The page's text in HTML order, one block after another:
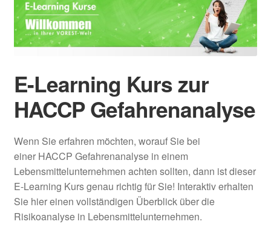
IFS, BRCGS & FSSC 22000
E-Learning
Vorlagen
E-Learning Kurs zur
HACCP Gefahrenanalyse
Wenn Sie erfahren möchten, worauf Sie bei
einer HACCP Gefahrenanalyse in einem
Lebensmittelunternehmen achten sollten, dann ist dieser
E-Learning Kurs genau richtig für Sie! Interaktiv erhalten
Sie hier einen vollständigen Überblick über die
Risikoanalyse in Lebensmittelunternehmen.